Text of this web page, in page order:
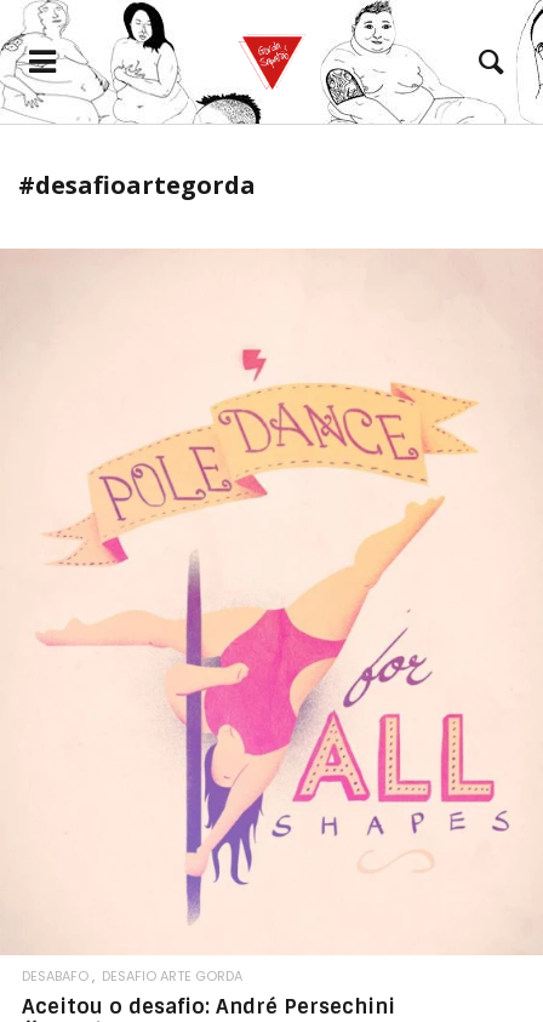
#desafioartegorda
DESABAFO DESAFIO ARTE GORDA
Aceitou o desafio: André Persechini